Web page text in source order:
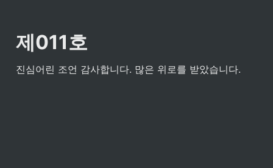
제011호
진심어린 조언 감사합니다. 많은 위로를 받았습니다.